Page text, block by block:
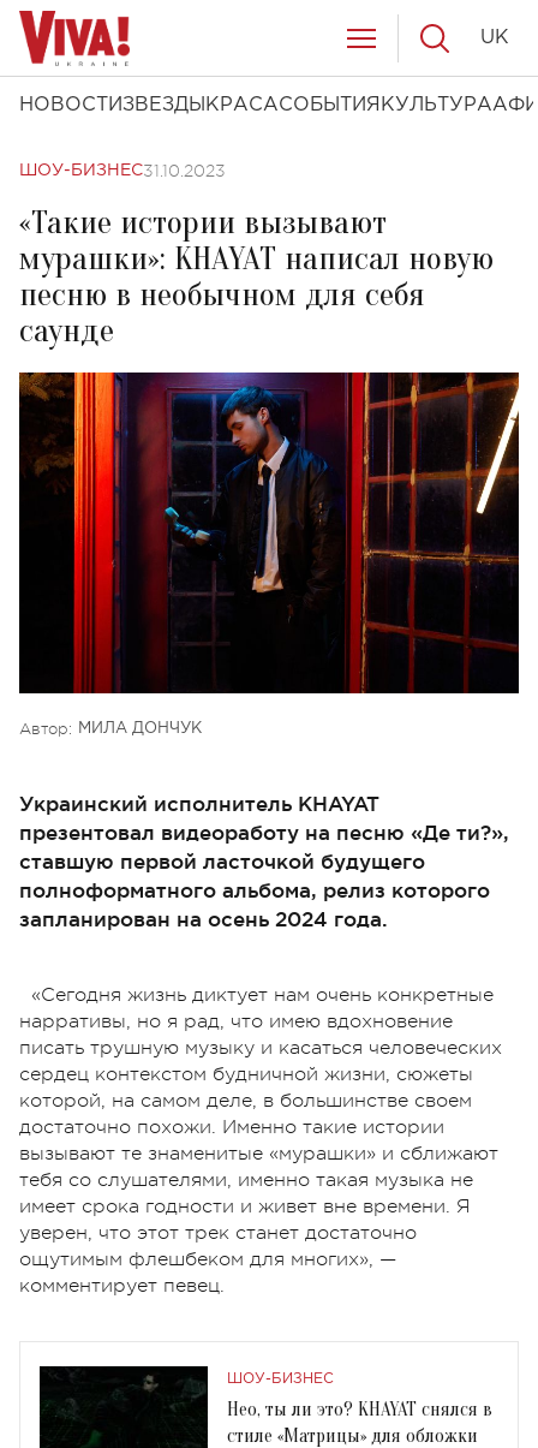
НОВОСТИ ЗВЕЗДЫ КРАСАСОБЫТИЯ КУЛЬТУРА
UK
ШОУ-БИЗНЕС31.10.2023
«Такие истории вызывают
мурашки»: KHAYAT написал новую
песню в необычном для себя
саунде
Автор: МИЛА ДОНЧУК
Украинский исполнитель KHAYAT
презентовал видеоработу на песню «Де ти?»,
ставшую первой ласточкой будущего
полноформатного альбома, релиз которого
запланирован на осень 2024 года.
«Сегодня жизнь диктует нам очень конкретные
нарративы, но я рад, что имею вдохновение
писать трушную музыку и касаться человеческих
сердец контекстом будничной жизни, сюжеты
которой, на самом деле, в большинстве своем
достаточно похожи. Именно такие истории
вызывают те знаменитые «мурашки» и сближают
тебя со слушателями, именно такая музыка не
имеет срока годности и живет вне времени. Я
уверен, что этот трек станет достаточно
ощутимым флешбеком для многих», —
комментирует певец.
ШОУ-БИЗНЕС
Нео, ты ли это? KHAYAT снялся в
стиле «Матрицы» для обложки